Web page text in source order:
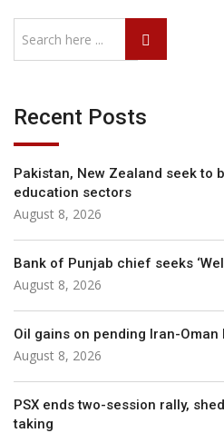
Recent Posts
Pakistan, New Zealand seek to
education sectors
August 8, 2026
Bank of Punjab chief seeks
August 8, 2026
Oil gains on pending Iran-Oman
August 8, 2026
PSX ends two-session rally,
taking